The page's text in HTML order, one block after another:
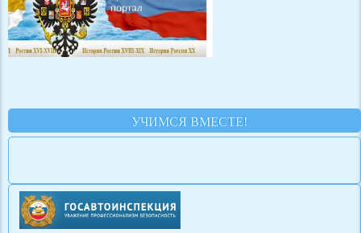
УЧИМСЯ ВМЕСТЕ!